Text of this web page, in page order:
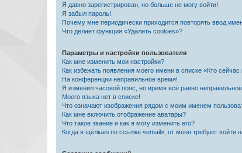
Я давно зарегистрирован, но больше не могу войти!
Я забыл пароль!
Почему мне периодически приходится повторять ввод
Что делает функция «Удалить cookies»?
Параметры и настройки пользователя
Как мне изменить мои настройки?
Как избежать появления моего имени в списке «Кто
На конференции неправильное время!
Я изменил часовой пояс, но время всё равно
Моего языка нет в списке!
Что означают изображения рядом с моим именем
Как мне включить отображение аватары?
Что такое звание и как я могу изменить его?
Когда я щёлкаю по ссылке «email», от меня требуют войти